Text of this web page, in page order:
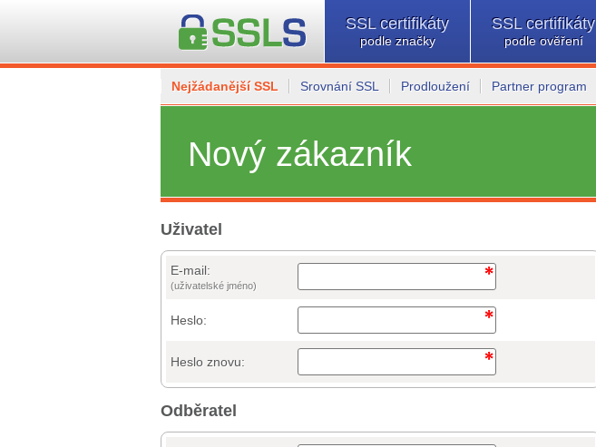
SSL certifikáty
podle značky
SSL certifikáty
podle ověření
Nejžádanější SSL Srovnání SSL Prodloužení Partner program
Nový zákazník
Uživatel
E-mail:
(uživatelské jméno)
Heslo:
Heslo znovu:
Odběratel